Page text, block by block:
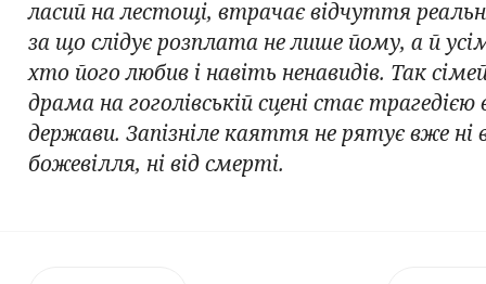
ласий на лестощі, втрачає відчуття
за що слідує розплата не лише йому, а й
хто його любив і навіть ненавидів. Так
драма на гоголівській сцені стає трагедією
держави. Запізніле каяття не рятує вже ні
божевілля, ні від смерті.